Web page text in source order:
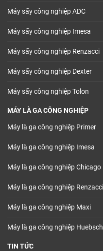
Máy sấy công nghiệp ADC
Máy sấy công nghiệp Imesa
Máy sấy công nghiệp Renzacci
Máy sấy công nghiệp Dexter
Máy sấy công nghiệp Tolon
MÁY LÀ GA CÔNG NGHIỆP
Máy là ga công nghiệp Primer
Máy là ga công nghiệp Imesa
Máy là ga công nghiệp Chicago
Máy là ga công nghiệp Renzacci
Máy là ga công nghiệp Maxi
Máy là ga công nghiệp Huebsch
TIN TỨC